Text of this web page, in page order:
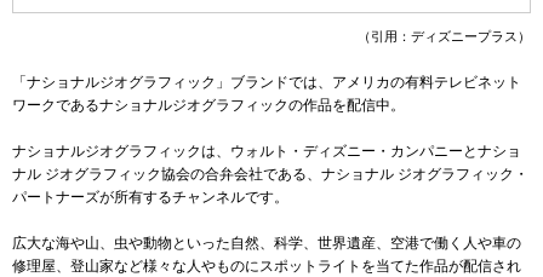
（引用：ディズニープラス）
「ナショナルジオグラフィック」ブランドでは、アメリカの有料テレビネット
ワークであるナショナルジオグラフィックの作品を配信中。
ナショナルジオグラフィックは、ウォルト・ディズニー・カンパニーとナショ
ナル ジオグラフィック協会の合弁会社である、ナショナル ジオグラフィック・
パートナーズが所有するチャンネルです。
広大な海や山、虫や動物といった自然、科学、世界遺産、空港で働く人や車の
修理屋、登山家など様々な人やものにスポットライトを当てた作品が配信され